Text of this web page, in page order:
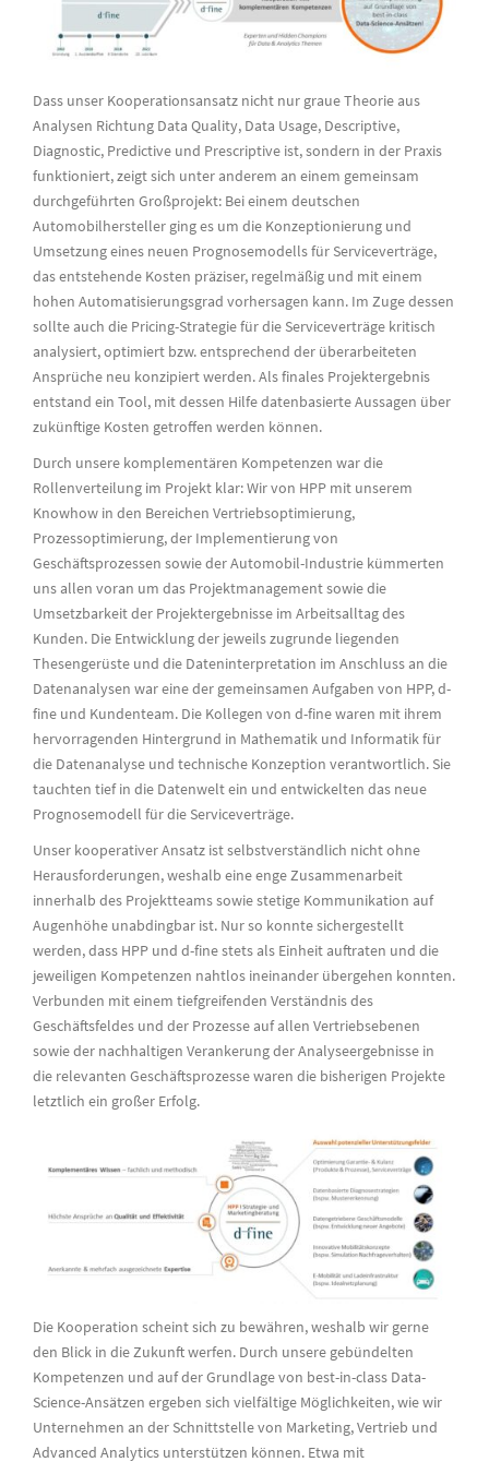
Dass unser Kooperationsansatz nicht nur graue Theorie aus
Analysen Richtung Data Quality, Data Usage, Descriptive,
Diagnostic, Predictive und Prescriptive ist, sondern in der Praxis
funktioniert, zeigt sich unter anderem an einem gemeinsam
durchgeführten Großprojekt: Bei einem deutschen
Automobilhersteller ging es um die Konzeptionierung und
Umsetzung eines neuen Prognosemodells für Serviceverträge,
das entstehende Kosten präziser, regelmäßig und mit einem
hohen Automatisierungsgrad vorhersagen kann. Im Zuge dessen
sollte auch die Pricing-Strategie für die Serviceverträge kritisch
analysiert, optimiert bzw. entsprechend der überarbeiteten
Ansprüche neu konzipiert werden. Als finales Projektergebnis
entstand ein Tool, mit dessen Hilfe datenbasierte Aussagen über
zukünftige Kosten getroffen werden können.
Durch unsere komplementären Kompetenzen war die
Rollenverteilung im Projekt klar: Wir von HPP mit unserem
Knowhow in den Bereichen Vertriebsoptimierung,
Prozessoptimierung, der Implementierung von
Geschäftsprozessen sowie der Automobil-Industrie kümmerten
uns allen voran um das Projektmanagement sowie die
Umsetzbarkeit der Projektergebnisse im Arbeitsalltag des
Kunden. Die Entwicklung der jeweils zugrunde liegenden
Thesengerüste und die Dateninterpretation im Anschluss an die
Datenanalysen war eine der gemeinsamen Aufgaben von HPP, d-
fine und Kundenteam. Die Kollegen von d-fine waren mit ihrem
hervorragenden Hintergrund in Mathematik und Informatik für
die Datenanalyse und technische Konzeption verantwortlich. Sie
tauchten tief in die Datenwelt ein und entwickelten das neue
Prognosemodell für die Serviceverträge.
Unser kooperativer Ansatz ist selbstverständlich nicht ohne
Herausforderungen, weshalb eine enge Zusammenarbeit
innerhalb des Projektteams sowie stetige Kommunikation auf
Augenhöhe unabdingbar ist. Nur so konnte sichergestellt
werden, dass HPP und d-fine stets als Einheit auftraten und die
jeweiligen Kompetenzen nahtlos ineinander übergehen konnten.
Verbunden mit einem tiefgreifenden Verständnis des
Geschäftsfeldes und der Prozesse auf allen Vertriebsebenen
sowie der nachhaltigen Verankerung der Analyseergebnisse in
die relevanten Geschäftsprozesse waren die bisherigen Projekte
letztlich ein großer Erfolg.
Die Kooperation scheint sich zu bewähren, weshalb wir gerne
den Blick in die Zukunft werfen. Durch unsere gebündelten
Kompetenzen und auf der Grundlage von best-in-class Data-
Science-Ansätzen ergeben sich vielfältige Möglichkeiten, wie wir
Unternehmen an der Schnittstelle von Marketing, Vertrieb und
Advanced Analytics unterstützen können. Etwa mit